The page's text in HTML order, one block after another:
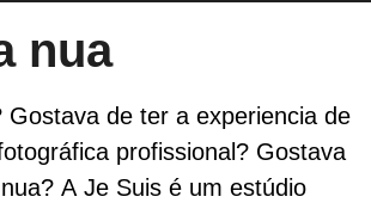
nua
Gostava de ter a experiencia de
profissional? Gostava
A Je Suis é um estúdio